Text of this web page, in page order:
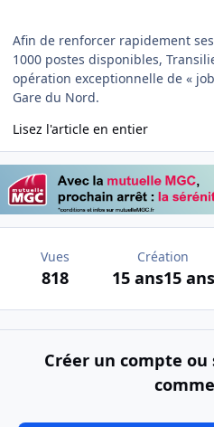
Afin de renforcer rapidement
1000 postes disponibles,
opération exceptionnelle de «
Gare du Nord.
Lisez l'article en entier
Vues
818
Création
15 ans15 ans
Créer un compte